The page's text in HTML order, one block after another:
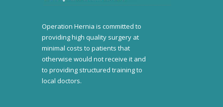
Operation Hernia is committed to
providing high quality surgery at
minimal costs to patients that
otherwise would not receive it and
to providing structured training to
local doctors.